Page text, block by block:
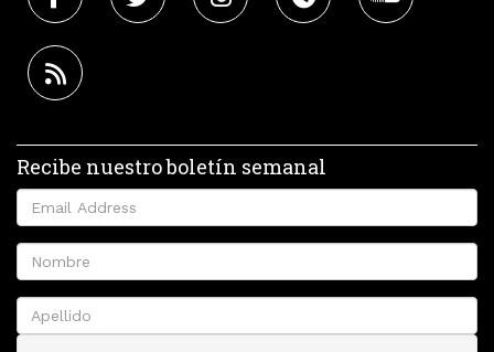
Recibe nuestro boletín semanal